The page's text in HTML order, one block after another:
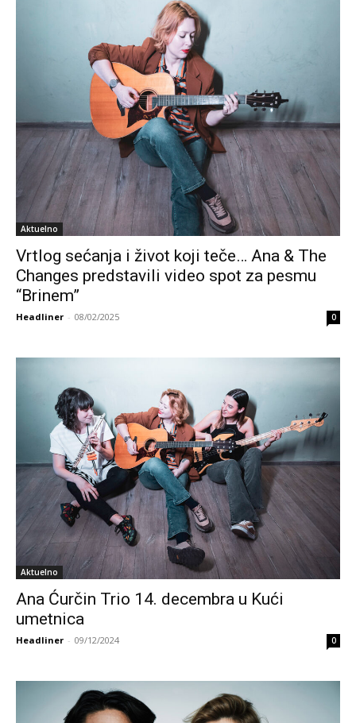
Aktuelno
Vrtlog sećanja i život koji teče… Ana & The
Changes predstavili video spot za pesmu
“Brinem”
Headliner - 08/02/2025 0
Aktuelno
Ana Ćurčin Trio 14. decembra u Kući
umetnica
Headliner - 09/12/2024 0